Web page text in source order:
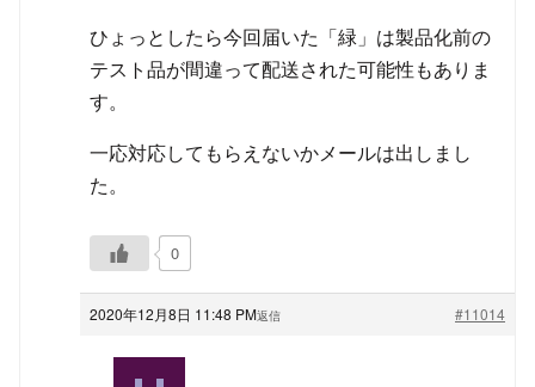
ひょっとしたら今回届いた「緑」は製品化前の
テスト品が間違って配送された可能性もありま
す。
一応対応してもらえないかメールは出しまし
た。
0
2020年12月8日 11:48 PM #11014
返信